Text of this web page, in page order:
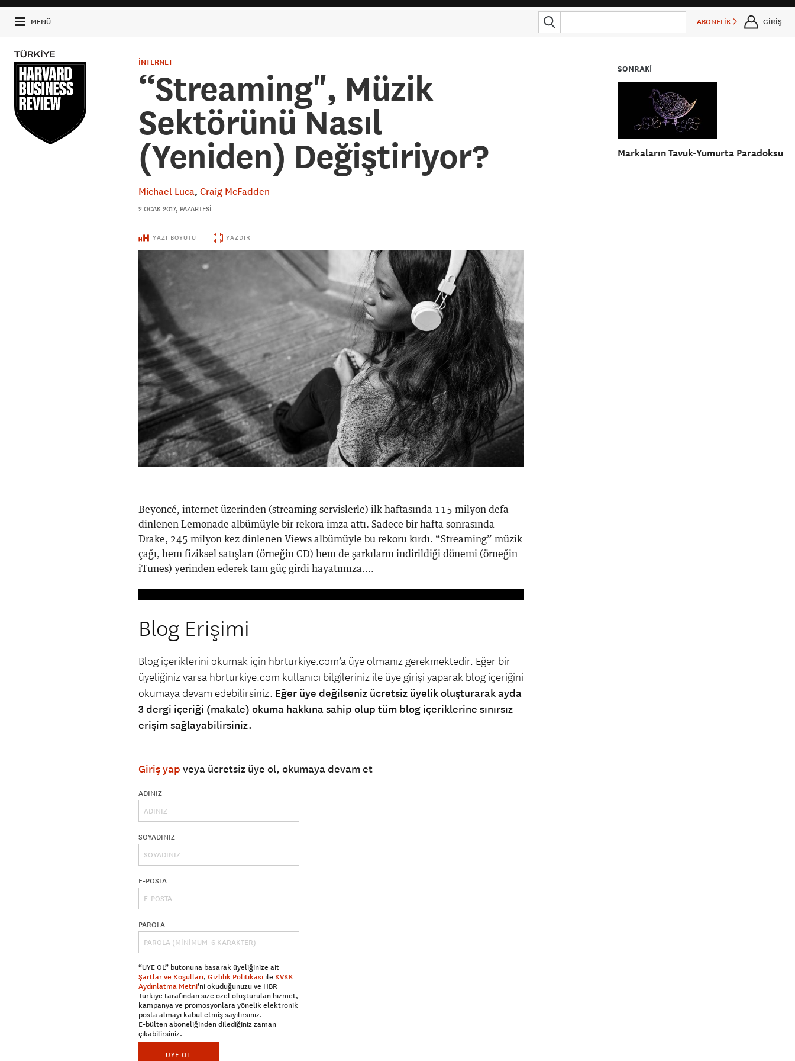
MENÜ ABONELİK GİRİŞ
SONRAKİ
Markaların Tavuk-Yumurta Paradoksu
İNTERNET
“Streaming", Müzik
Sektörünü Nasıl
(Yeniden) Değiştiriyor?
Michael Luca Craig McFadden
2 OCAK 2017, PAZARTESI
YAZI BOYUTU YAZDIR
Beyoncé, internet üzerinden (streaming servislerle) ilk haftasında 115 milyon defa
dinlenen Lemonade albümüyle bir rekora imza attı. Sadece bir hafta sonrasında
Drake, 245 milyon kez dinlenen Views albümüyle bu rekoru kırdı. “Streaming” müzik
çağı, hem fiziksel satışları (örneğin CD) hem de şarkıların indirildiği dönemi (örneğin
iTunes) yerinden ederek tam güç girdi hayatımıza....
Blog Erişimi
Blog içeriklerini okumak için hbrturkiye.com’a üye olmanız gerekmektedir. Eğer bir
üyeliğiniz varsa hbrturkiye.com kullanıcı bilgileriniz ile üye girişi yaparak blog içeriğini
okumaya devam edebilirsiniz. Eğer üye değilseniz ücretsiz üyelik oluşturarak ayda
3 dergi içeriği (makale) okuma hakkına sahip olup tüm blog içeriklerine sınırsız
erişim sağlayabilirsiniz.
Giriş yap veya ücretsiz üye ol, okumaya devam et
ADINIZ
SOYADINIZ
E-POSTA
PAROLA
“ÜYE OL” butonuna basarak üyeliğinize ait
Şartlar ve Koşulları, Gizlilik Politikası ile KVKK
Aydınlatma Metni’ni okuduğunuzu ve HBR
Türkiye tarafından size özel oluşturulan hizmet,
kampanya ve promosyonlara yönelik elektronik
posta almayı kabul etmiş sayılırsınız.
E-bülten aboneliğinden dilediğiniz zaman
çıkabilirsiniz.
ÜYE OL